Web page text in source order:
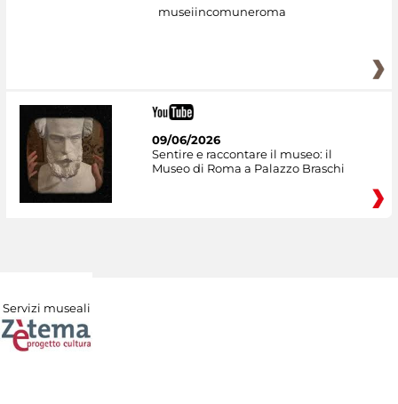
museiincomuneroma
09/06/2026
Sentire e raccontare il museo: il
Museo di Roma a Palazzo Braschi
Servizi museali